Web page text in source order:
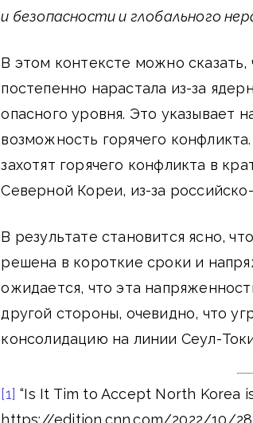
и безопасности и глобального
В этом контексте можно
постепенно нарастала из-за
опасного уровня. Это указывает
возможность горячего
захотят горячего конфликта в
Северной Кореи, из-за
В результате становится ясно,
решена в короткие сроки и
ожидается, что эта
другой стороны, очевидно, что
консолидацию на линии Сеул-
[1] “Is It Tim to Accept North Korea
https://edition.cnn.com/2022/10/